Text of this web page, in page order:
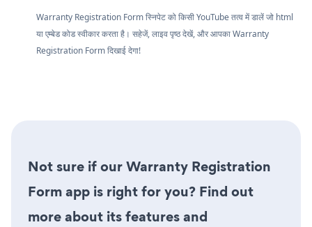
Warranty Registration Form स्निपेट को किसी YouTube तत्व में डालें जो html
या एम्बेड कोड स्वीकार करता है। सहेजें, लाइव पृष्ठ देखें, और आपका Warranty
Registration Form दिखाई देगा!
Not sure if our Warranty Registration
Form app is right for you? Find out
more about its features and